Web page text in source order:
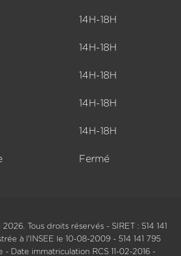
14H-18H
14H-18H
14H-18H
14H-18H
14H-18H
Fermé
Tous droits réservés - SIRET : 514 141
à l'INSEE le 10-08-2009 - 514 141 795
- Date immatriculation RCS 11-02-2016 -